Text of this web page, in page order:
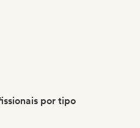
por tipo